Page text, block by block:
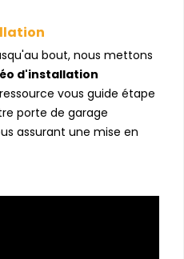
bout, nous mettons
d'installation
vous guide étape
porte de garage
assurant une mise en